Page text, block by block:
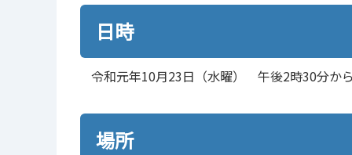
日時
令和元年10月23日（水曜） 午後2時30分か
場所